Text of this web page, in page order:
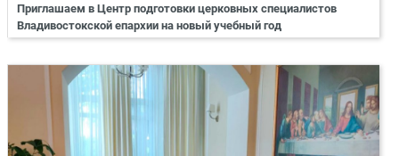
Приглашаем в Центр подготовки церковных специалистов
Владивостокской епархии на новый учебный год